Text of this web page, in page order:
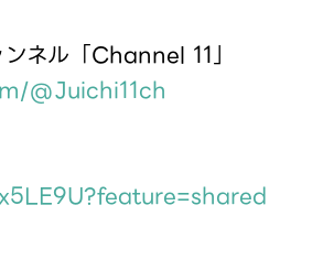
ネル「Channel 11」
@Juichi11ch